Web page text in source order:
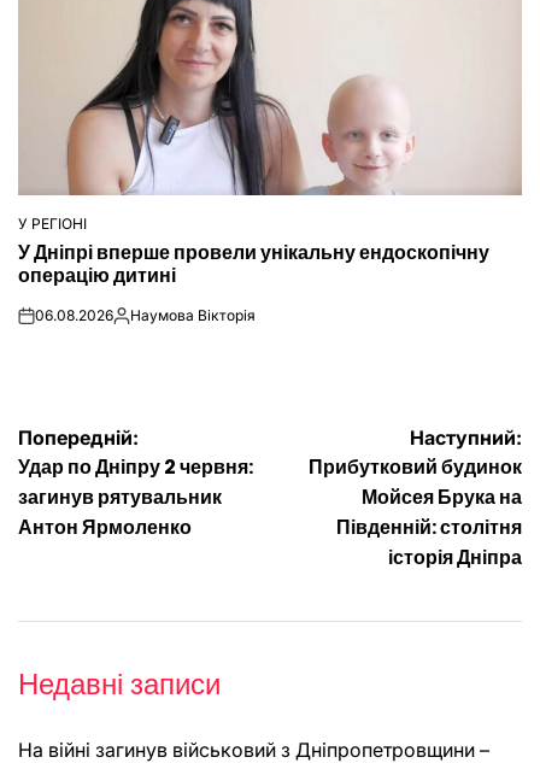
ОПУБЛІКУВАТИ
У
У РЕГІОНІ
У Дніпрі вперше провели унікальну ендоскопічну
операцію дитині
on06.08.2026Опубліковано
Наумова Вікторія
Навігація
записів
Попередній:
Удар по Дніпру 2 червня:
загинув рятувальник
Антон Ярмоленко
Наступний:
Прибутковий будинок
Мойсея Брука на
Південній: столітня
історія Дніпра
Недавні записи
На війні загинув військовий з Дніпропетровщини –